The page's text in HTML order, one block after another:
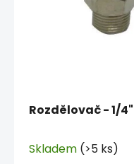
Rozdělovač - 1/
Skladem (>5 ks)